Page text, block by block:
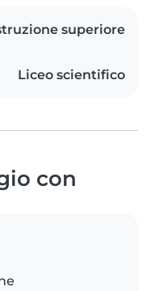
superiore
Liceo scientifico
con